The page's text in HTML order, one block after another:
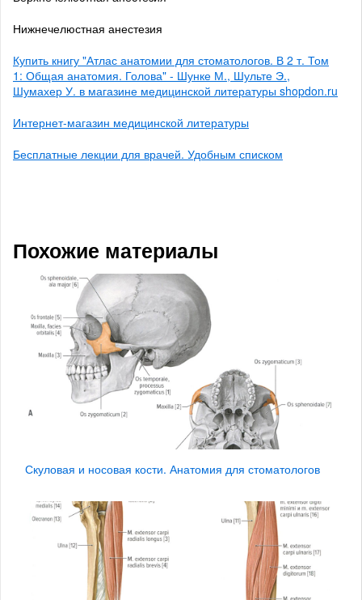
Нижнечелюстная анестезия
Купить книгу "Атлас анатомии для стоматологов. В 2 т. Том
1: Общая анатомия. Голова" - Шунке М., Шульте Э.,
Шумахер У. в магазине медицинской литературы shopdon.ru
Интернет-магазин медицинской литературы
Бесплатные лекции для врачей. Удобным списком
Похожие материалы
Скуловая и носовая кости. Анатомия для стоматологов